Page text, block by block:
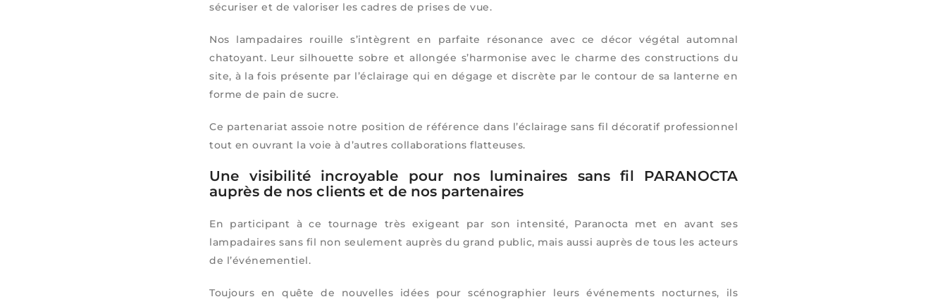
sécuriser et de valoriser les cadres de prises de vue.
Nos lampadaires rouille s’intègrent en parfaite résonance avec ce décor végétal automnal
chatoyant. Leur silhouette sobre et allongée s’harmonise avec le charme des constructions du
site, à la fois présente par l’éclairage qui en dégage et discrète par le contour de sa lanterne en
forme de pain de sucre.
Ce partenariat assoie notre position de référence dans l’éclairage sans fil décoratif professionnel
tout en ouvrant la voie à d’autres collaborations flatteuses.
Une visibilité incroyable pour nos luminaires sans fil PARANOCTA
auprès de nos clients et de nos partenaires
En participant à ce tournage très exigeant par son intensité, Paranocta met en avant ses
lampadaires sans fil non seulement auprès du grand public, mais aussi auprès de tous les acteurs
de l’événementiel.
Toujours en quête de nouvelles idées pour scénographier leurs événements nocturnes, ils